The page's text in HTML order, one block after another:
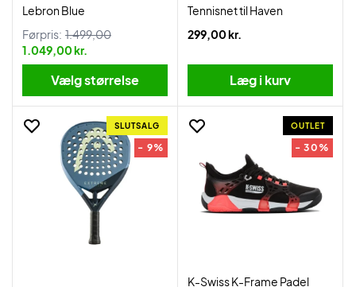
Lebron Blue
Førpris: 1.499,00
1.049,00 kr.
Vælg størrelse
Tennisnet til Haven
299,00 kr.
Læg i kurv
SLUTSALG
- 9%
OUTLET
- 30%
K-Swiss K-Frame Padel